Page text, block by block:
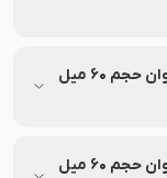
لوسیون مو گیاهی تقویت کننده مخصوص بانوان حجم 60 میل
لوسیون مو گیاهی تقویت کننده مخصوص بانوان حجم 60 میل